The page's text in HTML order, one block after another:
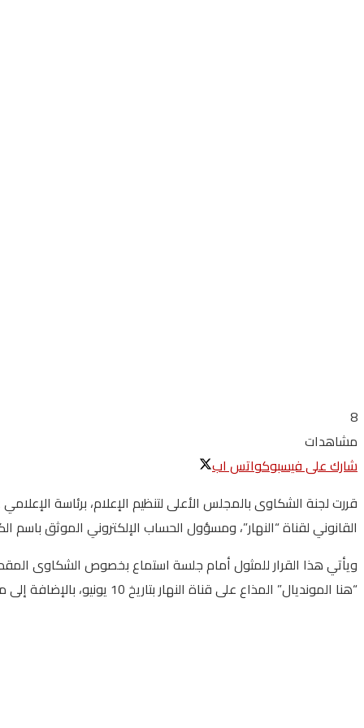
8
مشاهدات
شارك على فيسبوكواتس اب
قررت لجنة الشكاوى بالمجلس الأعلى لتنظيم الإعلام، برئاسة
القانوني لقناة “النهار”، ومسؤول الحساب الإلكتروني الموثق باسم
ويأتي هذا القرار للمثول أمام جلسة استماع بخصوص الشكاوى
“هنا المونديال” المذاع على قناة النهار بتاريخ 10 يونيو، بالإضافة إلى مقطع الفيديو الذي نُشر عبر حسابه الإلكتروني بتاريخ 11 يونيو الجاري.